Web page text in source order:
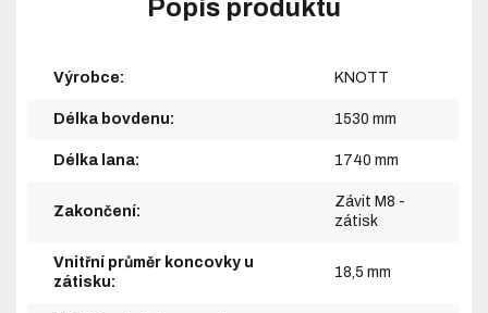
Popis produktu
Výrobce: KNOTT
Délka bovdenu: 1530 mm
Délka lana: 1740 mm
Zakončení:
Závit M8 -
zátisk
Vnitřní průměr koncovky u
zátisku:
18,5 mm